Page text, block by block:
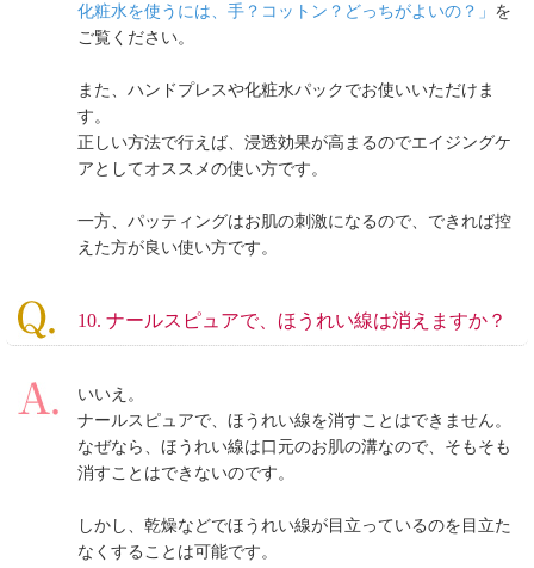
化粧水を使うには、手？コットン？どっちがよいの？」 を
ご覧ください。
また、ハンドプレスや化粧水パックでお使いいただけま
す。
正しい方法で行えば、浸透効果が高まるのでエイジングケ
アとしてオススメの使い方です。
一方、パッティングはお肌の刺激になるので、できれば控
えた方が良い使い方です。
10. ナールスピュアで、ほうれい線は消えますか？
いいえ。
ナールスピュアで、ほうれい線を消すことはできません。
なぜなら、ほうれい線は口元のお肌の溝なので、そもそも
消すことはできないのです。
しかし、乾燥などでほうれい線が目立っているのを目立た
なくすることは可能です。